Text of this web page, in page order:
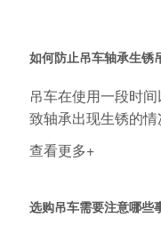
发展历程
尖端科技
随车吊车
旋转吊篮
如何防止吊车轴承生锈
吊车在使用一段时
致轴承出现生锈的
观，还...
查看更多+
选购吊车需要注意哪些